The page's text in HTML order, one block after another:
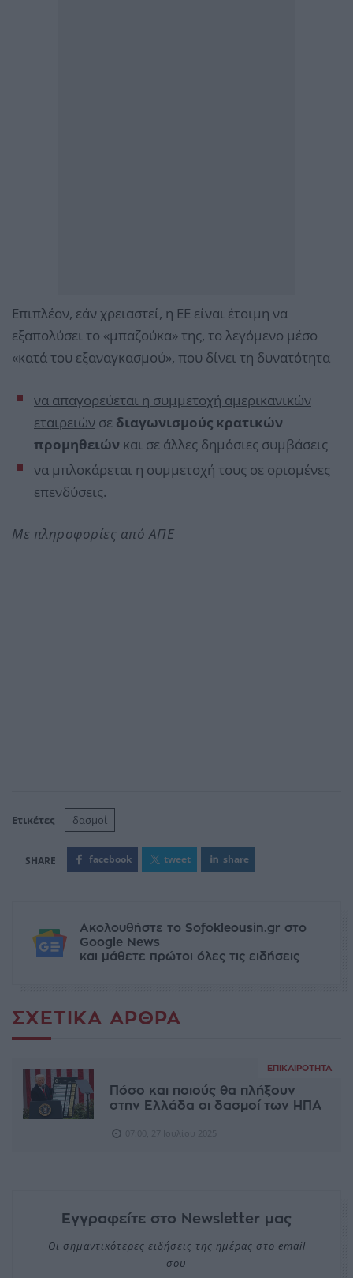
Επιπλέον, εάν χρειαστεί, η ΕΕ είναι έτοιμη να
εξαπολύσει το «μπαζούκα» της, το λεγόμενο μέσο
«κατά του εξαναγκασμού», που δίνει τη δυνατότητα
να απαγορεύεται η συμμετοχή αμερικανικών
εταιρειών σε διαγωνισμούς κρατικών
προμηθειών και σε άλλες δημόσιες συμβάσεις
να μπλοκάρεται η συμμετοχή τους σε ορισμένες
επενδύσεις.
Με πληροφορίες από ΑΠΕ
Ετικέτες δασμοί
facebook tweet share
Ακολουθήστε το Sofokleousin.gr στο
Google News
και μάθετε πρώτοι όλες τις ειδήσεις
ΣΧΕΤΙΚΆ ΆΡΘΡΑ
ΕΠΙΚΑΙΡΌΤΗΤΑ
Πόσο και ποιούς θα πλήξουν
στην Ελλάδα οι δασμοί των ΗΠΑ
Εγγραφείτε στο Newsletter μας
Οι σημαντικότερες ειδήσεις της ημέρας στο email
σου